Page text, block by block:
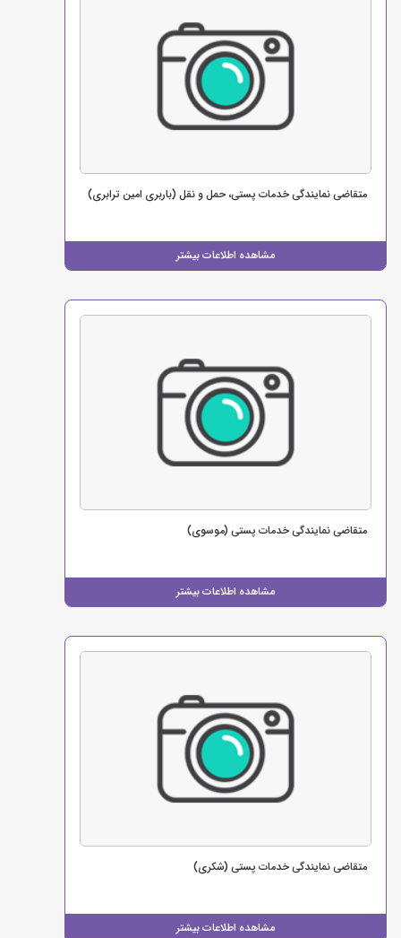
مشاهده اطلاعات بیشتر
متقاضی نمایندگی خدمات پستی، حمل و نقل (باربری امین ترابری)
مشاهده اطلاعات بیشتر
متقاضی نمایندگی خدمات پستی (موسوی)
مشاهده اطلاعات بیشتر
متقاضی نمایندگی خدمات پستی (شکری)